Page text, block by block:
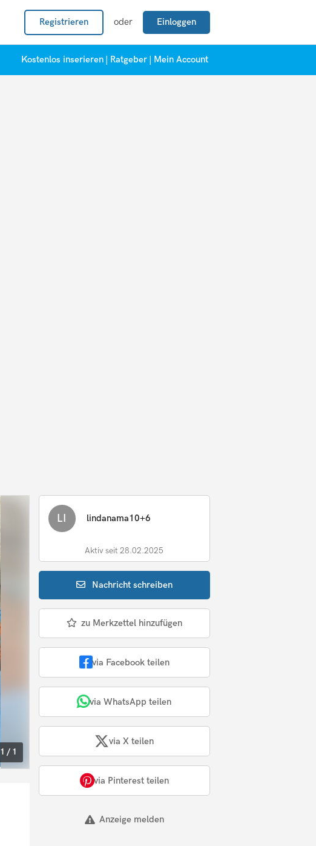
Registrieren oder Einloggen
Kostenlos inserieren Ratgeber Mein Account
1 / 1
LI lindanama10+6
Aktiv seit 28.02.2025
Nachrichtschreiben
zu Merkzettel hinzufügen
via Facebook teilen
via WhatsApp teilen
via X teilen
via Pinterest teilen
Anzeige melden